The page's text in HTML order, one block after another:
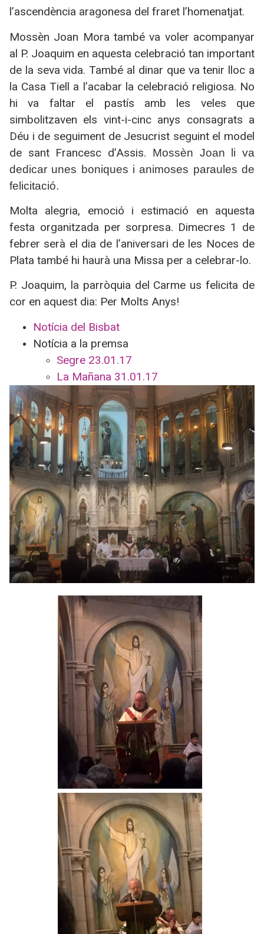
l’ascendència aragonesa del fraret l’homenatjat.
Mossèn Joan Mora també va voler acompanyar
al P. Joaquim en aquesta celebració tan important
de la seva vida. També al dinar que va tenir lloc a
la Casa Tiell a l’acabar la celebració religiosa. No
hi va faltar el pastís amb les veles que
simbolitzaven els vint-i-cinc anys consagrats a
Déu i de seguiment de Jesucrist seguint el model
de sant Francesc d’Assis.
Mossèn Joan li va
dedicar unes boniques i animoses paraules de
felicitació.
Molta alegria, emoció i estimació en aquesta
festa organitzada per sorpresa. Dimecres 1 de
febrer serà el dia de l’aniversari de les Noces de
Plata també hi haurà una Missa per a celebrar-lo.
P. Joaquim, la parròquia del Carme us felicita de
cor en aquest dia: Per Molts Anys!
Notícia del Bisbat
Notícia a la premsa
Segre 23.01.17
La Mañana 31.01.17